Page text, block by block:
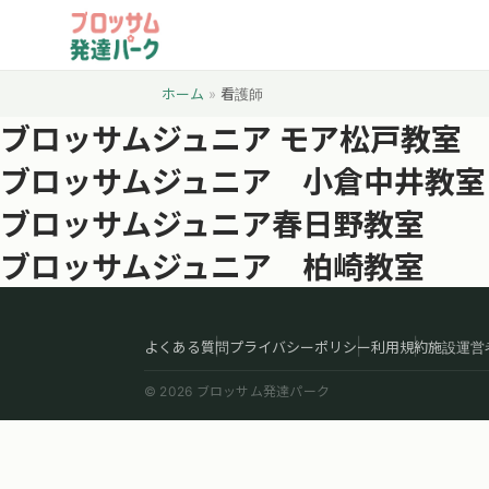
ホーム » 看護師
ブロッサムジュニア モア松戸教室
ブロッサムジュニア 小倉中井教室
ブロッサムジュニア春日野教室
ブロッサムジュニア 柏崎教室
よくある質問プライバシーポリシー利用規約施設運営
© 2026 ブロッサム発達パーク